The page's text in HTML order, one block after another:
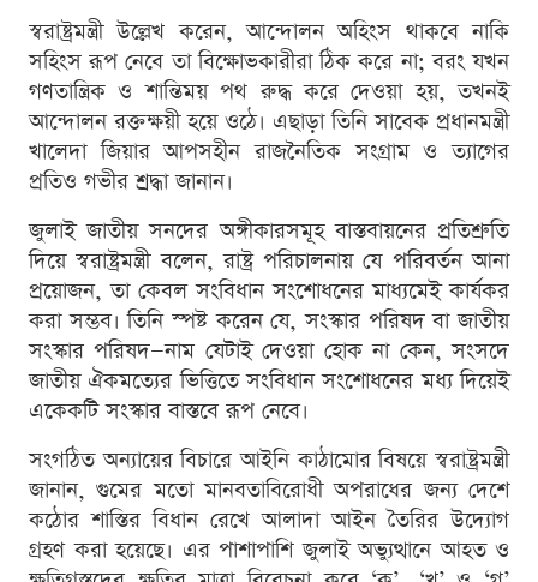
স্বরাষ্ট্রমন্ত্রী উল্লেখ করেন, আন্দোলন অহিংস থাকবে নাকি
সহিংস রূপ নেবে তা বিক্ষোভকারীরা ঠিক করে না; বরং যখন
গণতান্ত্রিক ও শান্তিময় পথ রুদ্ধ করে দেওয়া হয়, তখনই
আন্দোলন রক্তক্ষয়ী হয়ে ওঠে। এছাড়া তিনি সাবেক প্রধানমন্ত্রী
খালেদা জিয়ার আপসহীন রাজনৈতিক সংগ্রাম ও ত্যাগের
প্রতিও গভীর শ্রদ্ধা জানান।
জুলাই জাতীয় সনদের অঙ্গীকারসমূহ বাস্তবায়নের প্রতিশ্রুতি
দিয়ে স্বরাষ্ট্রমন্ত্রী বলেন, রাষ্ট্র পরিচালনায় যে পরিবর্তন আনা
প্রয়োজন, তা কেবল সংবিধান সংশোধনের মাধ্যমেই কার্যকর
করা সম্ভব। তিনি স্পষ্ট করেন যে, সংস্কার পরিষদ বা জাতীয়
সংস্কার পরিষদ—নাম যেটাই দেওয়া হোক না কেন, সংসদে
জাতীয় ঐকমত্যের ভিত্তিতে সংবিধান সংশোধনের মধ্য দিয়েই
একেকটি সংস্কার বাস্তবে রূপ নেবে।
সংগঠিত অন্যায়ের বিচারে আইনি কাঠামোর বিষয়ে স্বরাষ্ট্রমন্ত্রী
জানান, গুমের মতো মানবতাবিরোধী অপরাধের জন্য দেশে
কঠোর শাস্তির বিধান রেখে আলাদা আইন তৈরির উদ্যোগ
গ্রহণ করা হয়েছে। এর পাশাপাশি জুলাই অভ্যুত্থানে আহত ও